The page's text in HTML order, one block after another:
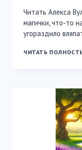
Читать Алекса
магички, что-то
угораздило
ЧИТАТЬ